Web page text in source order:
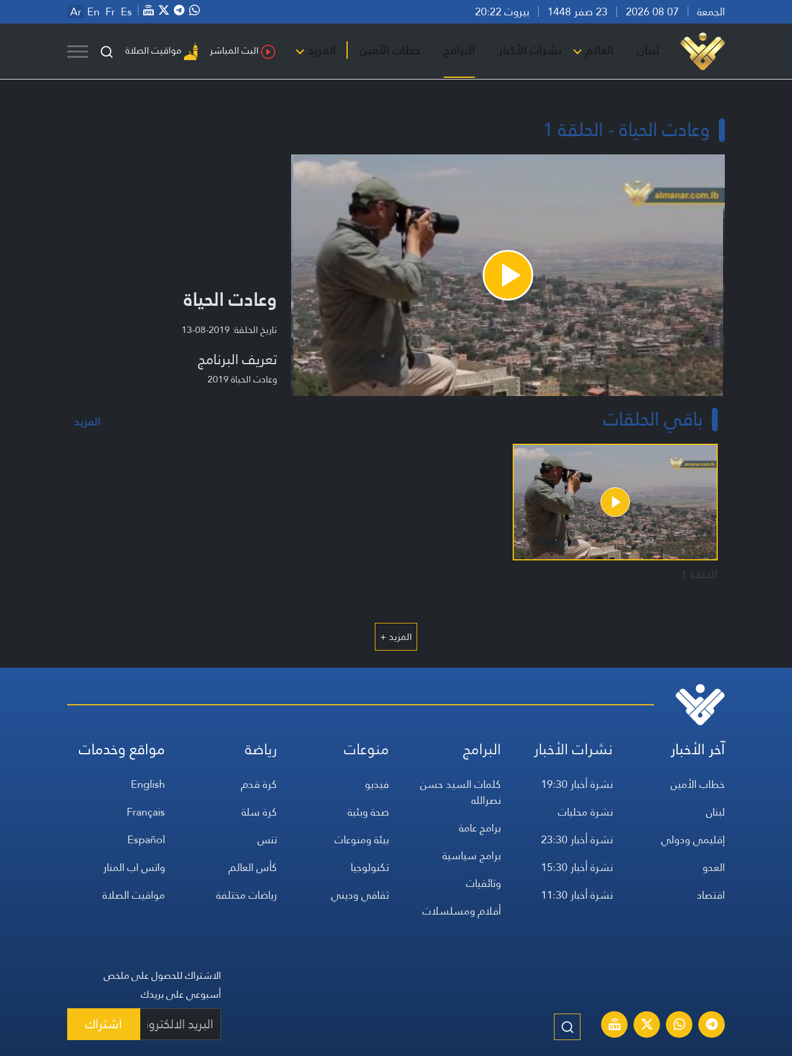
الجمعة بيروت 20:22 Ar En Fr Es
لبنان العالم نشرات الأخبار البرامج خطاب الأمين المزيد البث المباشر مواقيت الصلاة
وعادت الحياة - الحلقة 1
Play
Video
وعادت الحياة
تاريخ الحلقة: 2019-08-13
تعريف البرنامج
وعادت الحياة 2019
باقي الحلقات المزيد
الحلقة 1
المزيد +
آخر الأخبار
خطاب الأمين
لبنان
إقليمي ودولي
العدو
اقتصاد
نشرات الأخبار
نشرة أخبار 19:30
نشرة محليات
نشرة أخبار 23:30
نشرة أخبار 15:30
نشرة أخبار 11:30
البرامج
كلمات السيد حسن
نصرالله
برامج عامة
برامج سياسية
وثائقيات
أفلام ومسلسلات
منوعات
فيديو
صحة وبئية
بيئة ومنوعات
تكنولوجيا
ثقافي وديني
رياضة
كرة قدم
كرة سلة
تنس
كأس العالم
رياضات مختلفة
مواقع وخدمات
English
Français
Español
واتس اب المنار
مواقيت الصلاة
الاشتراك للحصول على ملخص
أسبوعي على بريدك
اشتراك